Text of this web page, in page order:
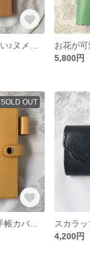
5,800円
SOLD OUT
お花が可愛い♪本革手帳カバー イエロー＊A6サイズ用
4,200円